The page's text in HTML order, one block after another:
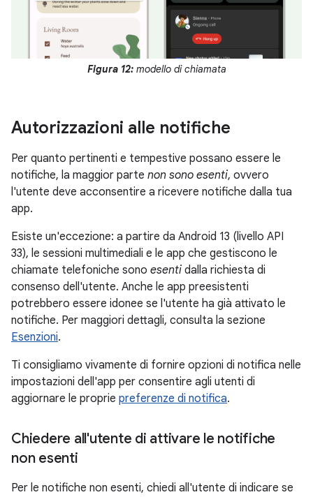
Figura 12:modello di chiamata
Autorizzazioni alle notifiche
Per quanto pertinenti e tempestive possano essere le
notifiche, la maggior parte non sono esenti, ovvero
l'utente deve acconsentire a ricevere notifiche dalla tua
app.
Esiste un'eccezione: a partire da Android 13 (livello API
33), le sessioni multimediali e le app che gestiscono le
chiamate telefoniche sono esenti dalla richiesta di
consenso dell'utente. Anche le app preesistenti
potrebbero essere idonee se l'utente ha già attivato le
notifiche. Per maggiori dettagli, consulta la sezione
Esenzioni.
Ti consigliamo vivamente di fornire opzioni di notifica nelle
impostazioni dell'app per consentire agli utenti di
aggiornare le proprie preferenze di notifica.
Chiedere all'utente di attivare le notifiche
non esenti
Per le notifiche non esenti, chiedi all'utente di indicare se